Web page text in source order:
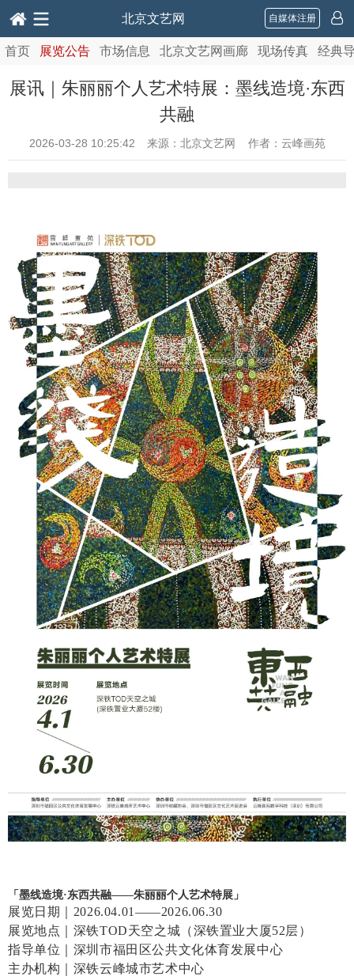
北京文艺网 自媒体注册
首页 展览公告 市场信息 北京文艺网画廊 现场传真 经典
展讯｜朱丽丽个人艺术特展：墨线造境·东西
共融
2026-03-28 10:25:42 来源：北京文艺网 作者：云峰画苑
「墨线造境·东西共融——朱丽丽个人艺术特展」
展览日期｜2026.04.01——2026.06.30
展览地点｜深铁TOD天空之城（深铁置业大厦52层）
指导单位｜深圳市福田区公共文化体育发展中心
主办机构｜深铁云峰城市艺术中心